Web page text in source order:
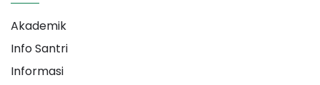
Akademik
Info Santri
Informasi